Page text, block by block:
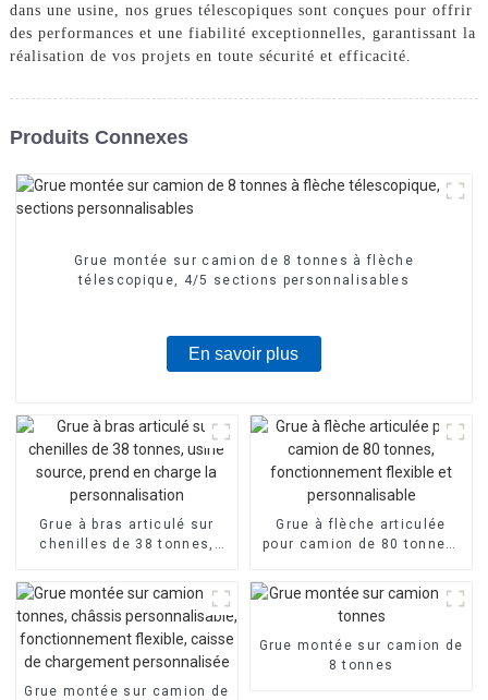
dans une usine, nos grues télescopiques sont conçues pour offrir
des performances et une fiabilité exceptionnelles, garantissant la
réalisation de vos projets en toute sécurité et efficacité.
Produits Connexes
Grue montée sur camion de 8 tonnes à flèche
télescopique, 4/5 sections personnalisables
En savoir plus
Grue à bras articulé sur
chenilles de 38 tonnes,
charge la personnalisation
Grue à flèche articulée
pour camion de 80 tonnes,
personnalisable
Grue montée sur camion de
Grue montée sur camion de
8 tonnes